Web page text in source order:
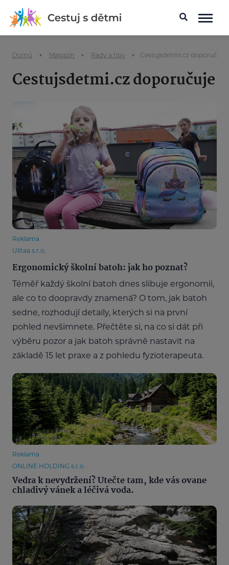
Domů Magazín Rady a tipy Cestujsdetmi.cz doporučuje
Cestujsdetmi.cz doporučuje
Reklama
Ulitaa s.r.o.
Ergonomický školní batoh: jak ho poznat?
Téměř každý školní batoh dnes slibuje ergonomii,
ale co to doopravdy znamená? O tom, jak batoh
sedne, rozhodují detaily, kterých si na první
pohled nevšimnete. Přečtěte si, na co si dát při
výběru pozor a jak batoh správně nastavit na
základě 15 let praxe a z pohledu fyzioterapeuta.
Reklama
ONLINE HOLDING s.r.o.
Vedra k nevydržení? Utečte tam, kde vás ovane
chladivý vánek a léčivá voda.